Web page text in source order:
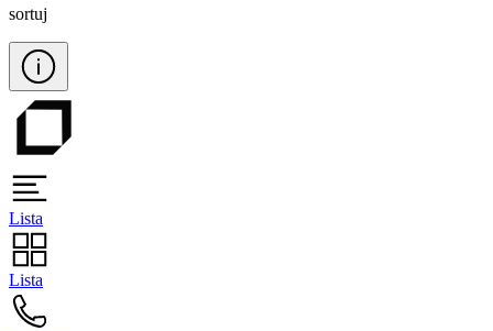
sortuj
Lista
Lista